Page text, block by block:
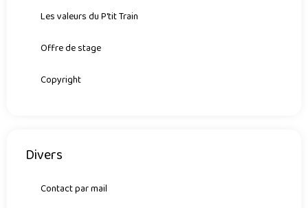
Les valeurs du P'tit Train
Offre de stage
Copyright
Divers
Contact par mail